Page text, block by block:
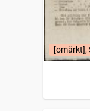
[omärkt],